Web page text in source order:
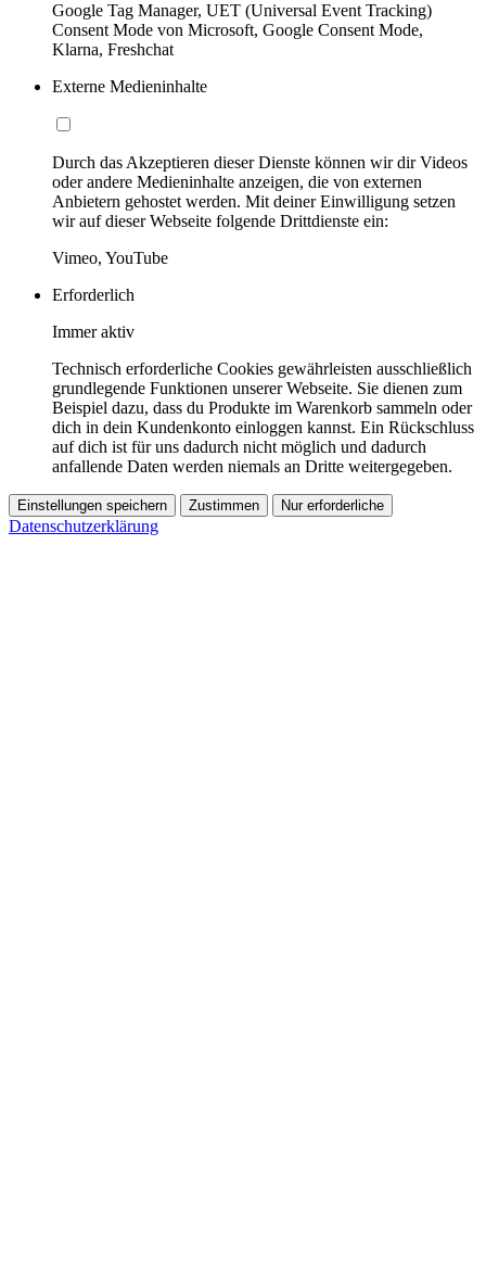
Google Tag Manager, UET (Universal Event Tracking)
Consent Mode von Microsoft, Google Consent Mode,
Klarna, Freshchat
Externe Medieninhalte
Durch das Akzeptieren dieser Dienste können wir dir Videos
oder andere Medieninhalte anzeigen, die von externen
Anbietern gehostet werden. Mit deiner Einwilligung setzen
wir auf dieser Webseite folgende Drittdienste ein:
Vimeo, YouTube
Erforderlich
Immer aktiv
Technisch erforderliche Cookies gewährleisten ausschließlich
grundlegende Funktionen unserer Webseite. Sie dienen zum
Beispiel dazu, dass du Produkte im Warenkorb sammeln oder
dich in dein Kundenkonto einloggen kannst. Ein Rückschluss
auf dich ist für uns dadurch nicht möglich und dadurch
anfallende Daten werden niemals an Dritte weitergegeben.
Einstellungen speichern Zustimmen Nur erforderliche
Datenschutzerklärung